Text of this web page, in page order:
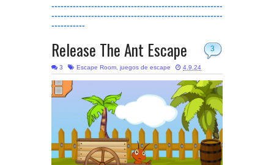
--------------------------------------------------------
--------------------------------------------------------
-----------
3
Release The Ant Escape
3 Escape Room, juegos de escape 4.9.24